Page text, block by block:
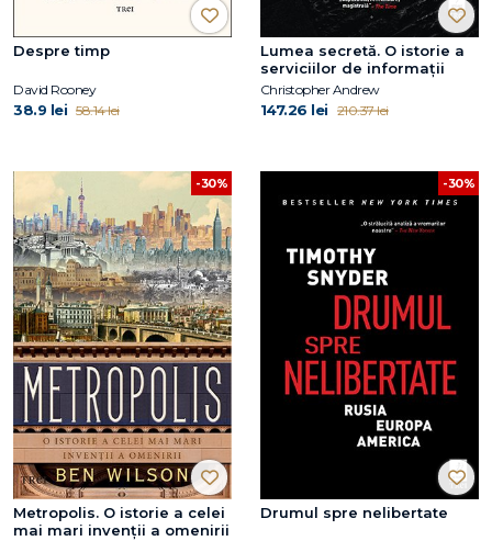
Despre timp
David Rooney
38.9 lei 58.14 lei
Lumea secretă. O istorie a
serviciilor de informații
Christopher Andrew
147.26 lei 210.37 lei
-30%
Metropolis. O istorie a celei
mai mari invenții a omenirii
-30%
Drumul spre nelibertate